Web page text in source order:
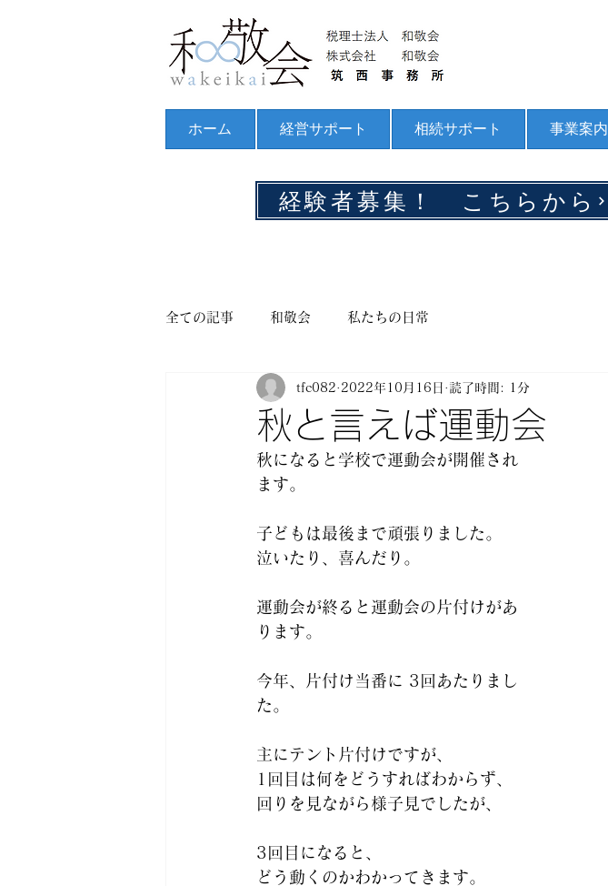
ホーム 経営サポート 相続サポート 事業案内
経験者募集！ こちらから
全ての記事 和敬会 私たちの日常
秋と言えば運動会
tfc082 2022年10月16日 読了時間: 1分
秋になると学校で運動会が開催され
ます。
子どもは最後まで頑張りました。
泣いたり、喜んだり。
運動会が終ると運動会の片付けがあ
ります。
今年、片付け当番に 3回あたりまし
た。
主にテント片付けですが、
1回目は何をどうすればわからず、
回りを見ながら様子見でしたが、
3回目になると、
どう動くのかわかってきます。